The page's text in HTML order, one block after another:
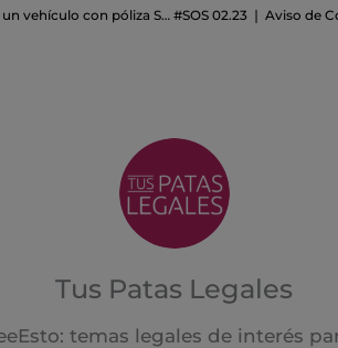
#QuickTips 01.23 ❘ ¿Quieres saber si un vehículo con póliza SOAT registró accidentes en los últimos cinco años? ¡Pide gratis un reporte de siniestralidad SOAT!
Tus Patas Legales
temas legales de interés